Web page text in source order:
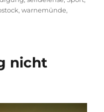
,warnemünde,
nicht